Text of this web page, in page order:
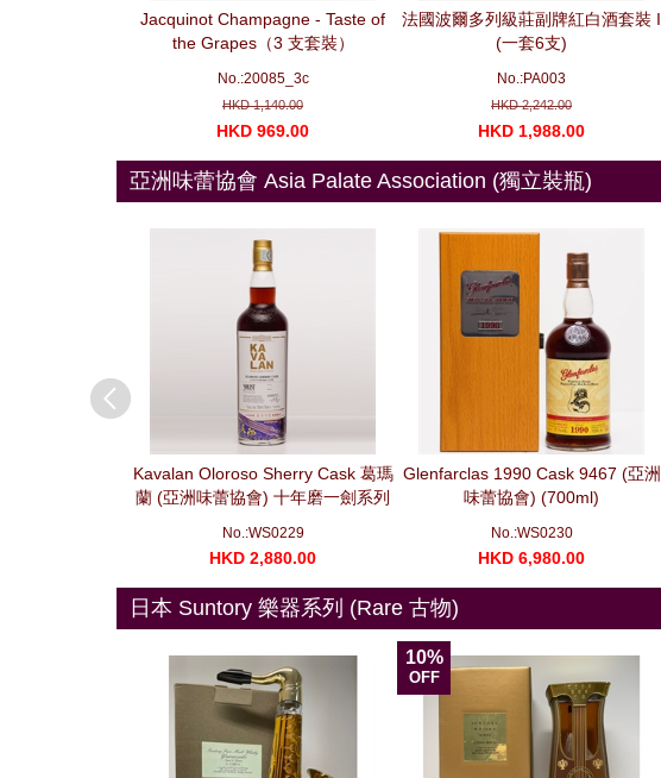
Jacquinot Champagne - Taste of
the Grapes（3 支套裝）
No.:20085_3c
HKD 1,140.00
HKD 969.00
法國波爾多列級莊副牌紅白酒套裝 I
(一套6支)
No.:PA003
HKD 2,242.00
HKD 1,988.00
亞洲味蕾協會 Asia Palate Association (獨立裝瓶)
Kavalan Oloroso Sherry Cask 葛瑪
蘭 (亞洲味蕾協會) 十年磨一劍系列
No.:WS0229
HKD 2,880.00
Glenfarclas 1990 Cask 9467 (亞洲
味蕾協會) (700ml)
No.:WS0230
HKD 6,980.00
日本 Suntory 樂器系列 (Rare 古物)
10%
OFF